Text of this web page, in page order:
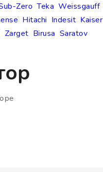
Zero Teka Weissgauff
Hitachi Indesit Kaiser
Zarget Birusa Saratov